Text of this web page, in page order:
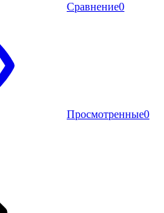
Сравнение0
Просмотренные0